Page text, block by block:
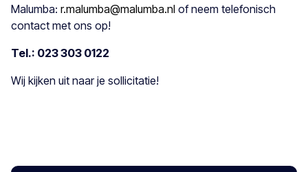
Malumba: r.malumba@malumba.nl of neem telefonisch
contact met ons op!
Tel.: 023 303 0122
Wij kijken uit naar je sollicitatie!